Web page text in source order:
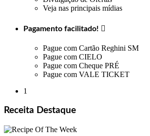
Veja nas principais mídias
Pagamento facilitado!
Pague com Cartão Reghini SM
Pague com CIELO
Pague com Cheque PRÉ
Pague com VALE TICKET
1
Receita Destaque